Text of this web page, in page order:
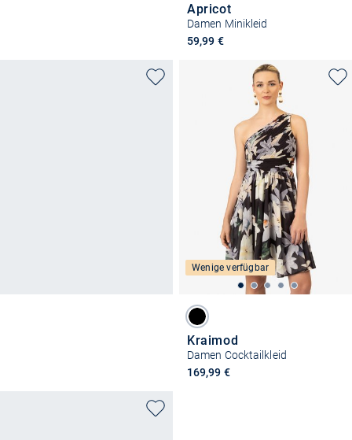
Apricot
Damen Minikleid
59,99 €
Wenige verfügbar
Kraimod
Damen Cocktailkleid
169,99 €